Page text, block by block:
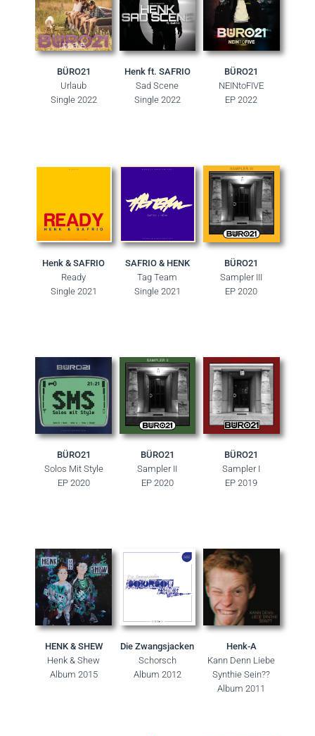
BÜRO21
Urlaub
Single 2022
Henk ft. SAFRIO
Sad Scene
Single 2022
BÜRO21
NEINtoFIVE
EP 2022
Henk & SAFRIO
Ready
Single 2021
SAFRIO & HENK
Tag Team
Single 2021
BÜRO21
Sampler III
EP 2020
BÜRO21
Solos Mit Style
EP 2020
BÜRO21
Sampler II
EP 2020
BÜRO21
Sampler I
EP 2019
HENK & SHEW
Henk & Shew
Album 2015
Die Zwangsjacken
Schorsch
Album 2012
Henk-A
Kann Denn Liebe
Synthie Sein??
Album 2011